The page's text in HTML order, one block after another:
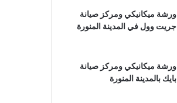
ورشة ميكانيكي ومركز صيانة
جريت وول في المدينة المنورة
ورشة ميكانيكي ومركز صيانة
بايك بالمدينة المنورة